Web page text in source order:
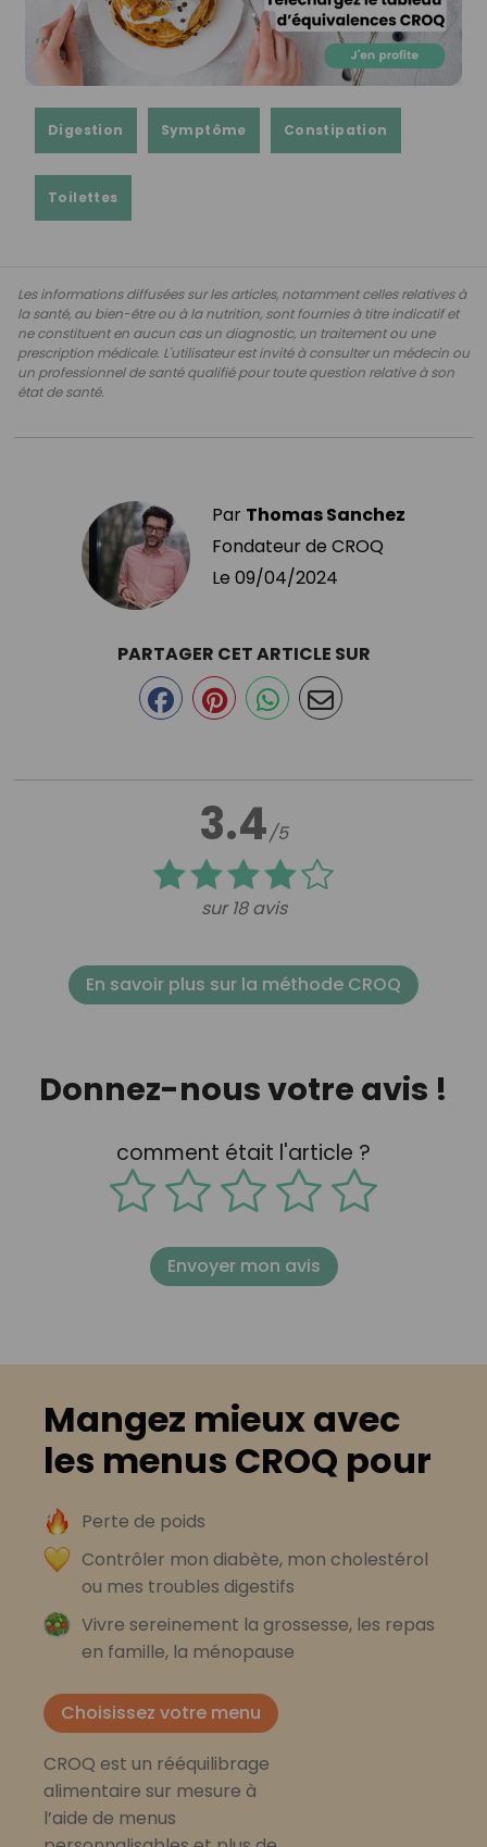
Digestion Symptôme Constipation
Toilettes
Les informations diffusées sur les articles, notamment celles relatives à
la santé, au bien-être ou à la nutrition, sont fournies à titre indicatif et
ne constituent en aucun cas un diagnostic, un traitement ou une
prescription médicale. L'utilisateur est invité à consulter un médecin ou
un professionnel de santé qualifié pour toute question relative à son
état de santé.
Par Thomas Sanchez
Fondateur de CROQ
Le 09/04/2024
3.4/5
sur 18 avis
PARTAGER CET ARTICLE SUR
En savoir plus sur la méthode CROQ
Donnez-nous votre avis !
comment était l'article ?
Envoyer mon avis
Mangez mieux avec
les menus CROQ pour
Perte de poids
Contrôler mon diabète, mon cholestérol
ou mes troubles digestifs
Vivre sereinement la grossesse, les repas
en famille, la ménopause
Choisissez votre menu
CROQ est un rééquilibrage
alimentaire sur mesure à
l’aide de menus